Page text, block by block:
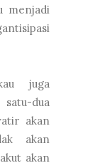
menjadi
juga
dua
akan
akan
akan